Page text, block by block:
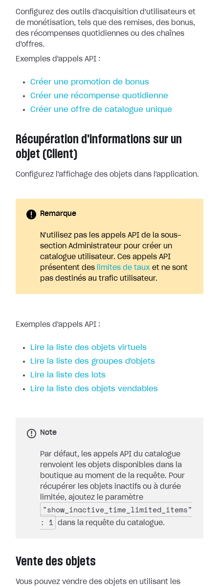
Configurez des outils d'acquisition d'utilisateurs et
de monétisation, tels que des remises, des bonus,
des récompenses quotidiennes ou des chaînes
d'offres.
Exemples d'appels API :
Créer une promotion de bonus
Créer une récompense quotidienne
Créer une offre de catalogue unique
Récupération d'informations sur un
objet (Client)
Configurez l'affichage des objets dans l'application.
Remarque
N'utilisez pas les appels API de la sous-
section Administrateur pour créer un
catalogue utilisateur. Ces appels API
présentent des
limites de taux et ne sont
pas destinés au trafic utilisateur.
Exemples d'appels API :
Lire la liste des objets virtuels
Lire la liste des groupes d'objets
Lire la liste des lots
Lire la liste des objets vendables
Note
Par défaut, les appels API du catalogue
renvoient les objets disponibles dans la
boutique au moment de la requête. Pour
récupérer les objets inactifs ou à durée
limitée, ajoutez le paramètre
"show_inactive_time_limited_items"
: 1
dans la requête du catalogue.
Vente des objets
Vous pouvez vendre des objets en utilisant les